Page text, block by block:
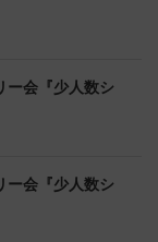
ー会『少人数シ
ー会『少人数シ